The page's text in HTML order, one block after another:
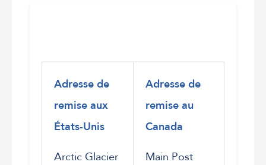
Adresse de
remise aux
États-Unis
Arctic Glacier
Adresse de
remise au
Canada
Main Post